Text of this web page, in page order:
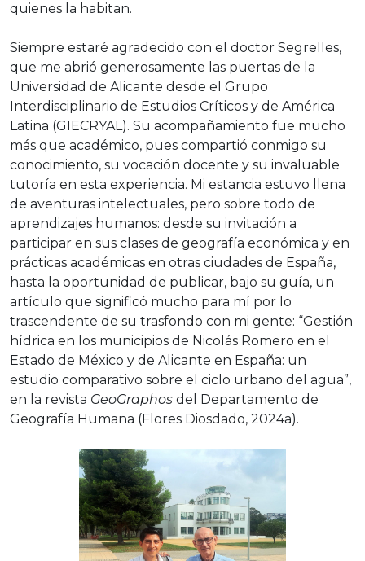
quienes la habitan.
Siempre estaré agradecido con el doctor Segrelles,
que me abrió generosamente las puertas de la
Universidad de Alicante desde el Grupo
Interdisciplinario de Estudios Críticos y de América
Latina (GIECRYAL). Su acompañamiento fue mucho
más que académico, pues compartió conmigo su
conocimiento, su vocación docente y su invaluable
tutoría en esta experiencia. Mi estancia estuvo llena
de aventuras intelectuales, pero sobre todo de
aprendizajes humanos: desde su invitación a
participar en sus clases de geografía económica y en
prácticas académicas en otras ciudades de España,
hasta la oportunidad de publicar, bajo su guía, un
artículo que significó mucho para mí por lo
trascendente de su trasfondo con mi gente: “Gestión
hídrica en los municipios de Nicolás Romero en el
Estado de México y de Alicante en España: un
estudio comparativo sobre el ciclo urbano del agua”,
en la revista GeoGraphos del Departamento de
Geografía Humana (Flores Diosdado, 2024a).